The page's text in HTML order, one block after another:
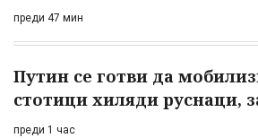
преди 47 мин
Путин се готви да
стотици хиляди руснаци,
преди 1 час